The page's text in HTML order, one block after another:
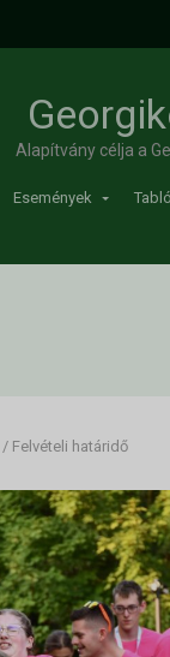
Alapítvány célja a
Események
/ Felvételi határidő